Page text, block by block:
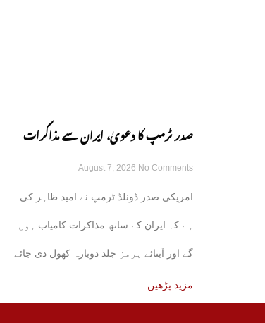
صدر ٹرمپ کا دعویٰ، ایران سے مذاکرات
کامیاب ہوں گے، آبنائے ہرمز جلد کھل جائے
August 7, 2026 No Comments
امریکی صدر ڈونلڈ ٹرمپ نے امید ظاہر کی
ہے کہ ایران کے ساتھ مذاکرات کامیاب ہوں
گے اور آبنائے ہرمز جلد دوبارہ کھول دی جائے
مزید پڑھیں